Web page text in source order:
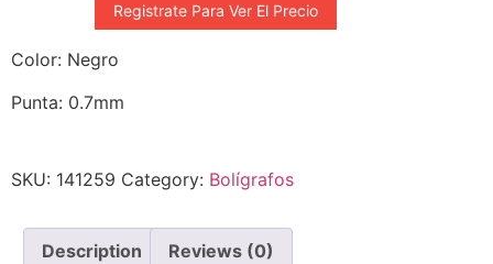
Registrate Para Ver El Precio
Color: Negro
Punta: 0.7mm
SKU: 141259 Category: Bolígrafos
Description Reviews (0)